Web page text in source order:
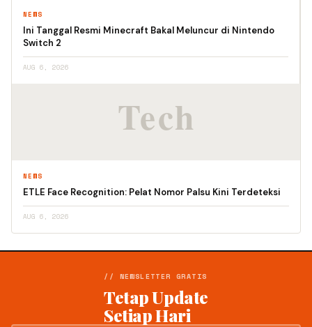
NEWS
Ini Tanggal Resmi Minecraft Bakal Meluncur di Nintendo
Switch 2
AUG 6, 2026
NEWS
ETLE Face Recognition: Pelat Nomor Palsu Kini Terdeteksi
AUG 6, 2026
// NEWSLETTER GRATIS
Tetap Update
Setiap Hari